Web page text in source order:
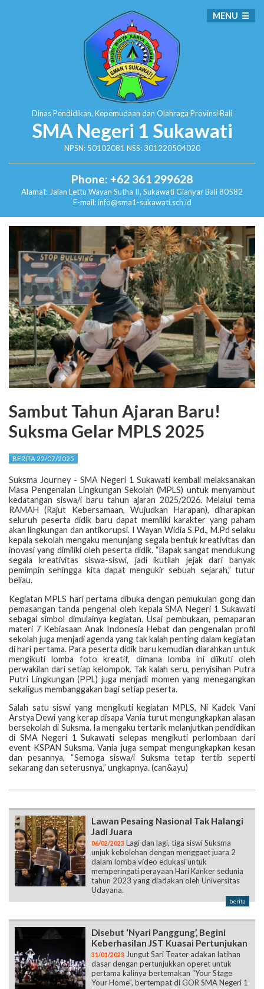
Dinas Pendidikan, Kepemudaan dan Olahraga Provinsi Bali
SMA Negeri 1 Sukawati
NPSN: 50102081 NSS: 301220504020
Phone: +62 361 299628
Alamat: Jalan Lettu Wayan Sutha II, SukawatiGianyar Bali 80582
E-mail: info@sma1-sukawati.sch.id
MENU
Sambut Tahun Ajaran Baru!
Suksma Gelar MPLS 2025
BERITA 22/07/2025
Suksma Journey - SMA Negeri 1 Sukawati kembali melaksanakan
Masa Pengenalan Lingkungan Sekolah (MPLS) untuk menyambut
kedatangan siswa/i baru tahun ajaran 2025/2026. Melalui tema
RAMAH (Rajut Kebersamaan, Wujudkan Harapan), diharapkan
seluruh peserta didik baru dapat memiliki karakter yang paham
akan lingkungan dan antikorupsi. I Wayan Widia S.Pd., M.Pd selaku
kepala sekolah mengaku menunjang segala bentuk kreativitas dan
inovasi yang dimiliki oleh peserta didik. “Bapak sangat mendukung
segala kreativitas siswa-siswi, jadi ikutilah jejak dari banyak
pemimpin sehingga kita dapat mengukir sebuah sejarah,” tutur
beliau.
Kegiatan MPLS hari pertama dibuka dengan pemukulan gong dan
pemasangan tanda pengenal oleh kepala SMA Negeri 1 Sukawati
sebagai simbol dimulainya kegiatan. Usai pembukaan, pemaparan
materi 7 Kebiasaan Anak Indonesia Hebat dan pengenalan profil
sekolah juga menjadi agenda yang tak kalah penting dalam kegiatan
di hari pertama. Para peserta didik baru kemudian diarahkan untuk
mengikuti lomba foto kreatif, dimana lomba ini diikuti oleh
perwakilan dari setiap kelompok. Tak kalah seru, penyisihan Putra
Putri Lingkungan (PPL) juga menjadi momen yang menegangkan
sekaligus membanggakan bagi setiap peserta.
Salah satu siswi yang mengikuti kegiatan MPLS, Ni Kadek Vani
Arstya Dewi yang kerap disapa Vania turut mengungkapkan alasan
bersekolah di Suksma. Ia mengaku tertarik melanjutkan pendidikan
di SMA Negeri 1 Sukawati selepas mengikuti perlombaan dari
event KSPAN Suksma. Vania juga sempat mengungkapkan kesan
dan pesannya, “Semoga siswa/i Suksma tetap tertib seperti
sekarang dan seterusnya,” ungkapnya. (can&ayu)
Lawan Pesaing Nasional Tak Halangi
Jadi Juara
06/02/2023 Lagi dan lagi, tiga siswi Suksma
unjuk kebolehan dengan menggaet juara 2
dalam lomba video edukasi untuk
memperingati perayaan Hari Kanker sedunia
tahun 2023 yang diadakan oleh Universitas
Udayana.
berita
Disebut ‘Nyari Panggung’, Begini
Keberhasilan JST Kuasai Pertunjukan
31/01/2023 Jungut Sari Teater adakan latihan
dasar dengan pertunjukkan operet untuk
pertama kalinya bertemakan “Your Stage
Your Home”, bertempat di GOR SMA Negeri 1